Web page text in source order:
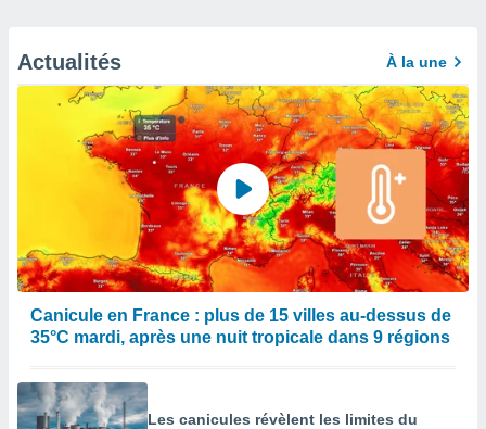
Actualités À la une
Canicule en France : plus de 15 villes au-dessus de
35°C mardi, après une nuit tropicale dans 9 régions
Les canicules révèlent les limites du